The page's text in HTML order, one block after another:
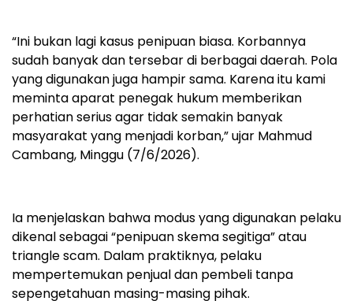
“Ini bukan lagi kasus penipuan biasa. Korbannya
sudah banyak dan tersebar di berbagai daerah. Pola
yang digunakan juga hampir sama. Karena itu kami
meminta aparat penegak hukum memberikan
perhatian serius agar tidak semakin banyak
masyarakat yang menjadi korban,” ujar Mahmud
Cambang, Minggu (7/6/2026).
Ia menjelaskan bahwa modus yang digunakan pelaku
dikenal sebagai “penipuan skema segitiga” atau
triangle scam. Dalam praktiknya, pelaku
mempertemukan penjual dan pembeli tanpa
sepengetahuan masing-masing pihak.